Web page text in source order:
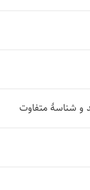
و شناسهٔ متفاوت